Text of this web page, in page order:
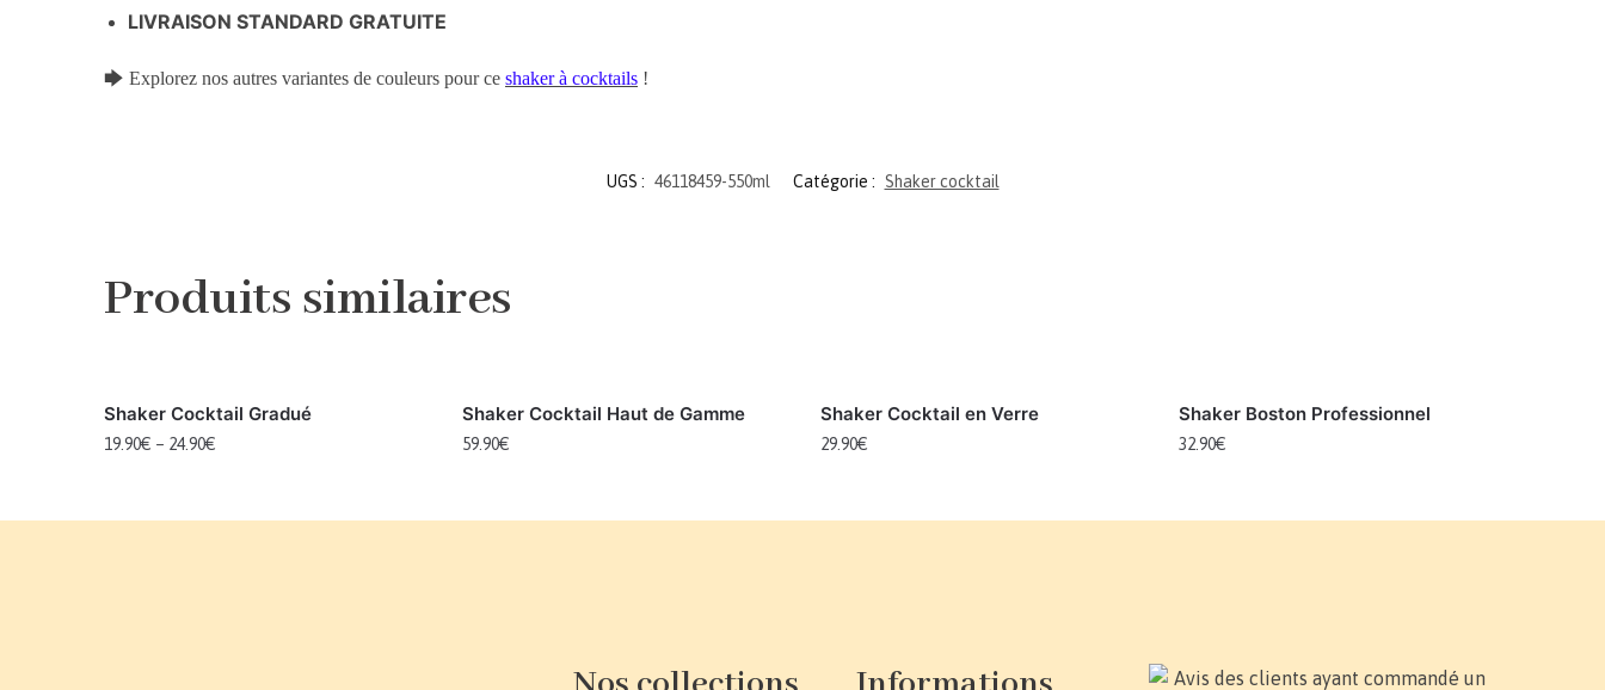
LIVRAISON STANDARD GRATUITE
🡆 Explorez nos autres variantes de couleurs pour ceshaker à cocktails !
UGS : 46118459-550ml Catégorie : Shaker cocktail
Produits similaires
Shaker Cocktail Gradué
19.90€ – 24.90€
Shaker Cocktail Haut de Gamme
59.90€
Shaker Cocktail en Verre
29.90€
Shaker Boston Professionnel
32.90€